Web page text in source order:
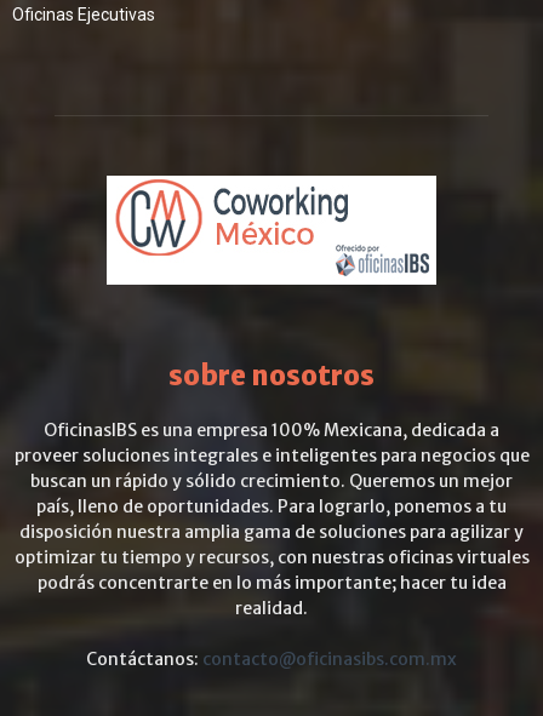
Oficinas Ejecutivas
sobre nosotros
OficinasIBS es una empresa 100% Mexicana, dedicada a
proveer soluciones integrales e inteligentes para negocios que
buscan un rápido y sólido crecimiento. Queremos un mejor
país, lleno de oportunidades. Para lograrlo, ponemos a tu
disposición nuestra amplia gama de soluciones para agilizar y
optimizar tu tiempo y recursos, con nuestras oficinas virtuales
podrás concentrarte en lo más importante; hacer tu idea
realidad.
Contáctanos: contacto@oficinasibs.com.mx